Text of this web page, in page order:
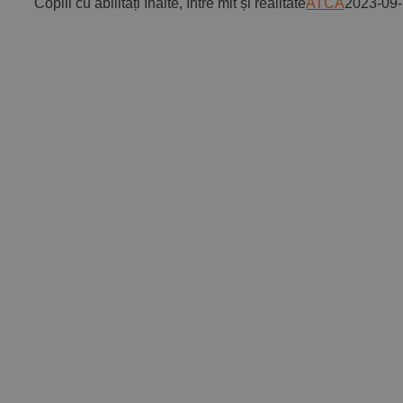
Copiii cu abilități înalte, între mit și realitateATCA2023-